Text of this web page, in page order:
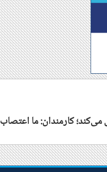
می‌کند؛ کارمندان: ما اعتصاب